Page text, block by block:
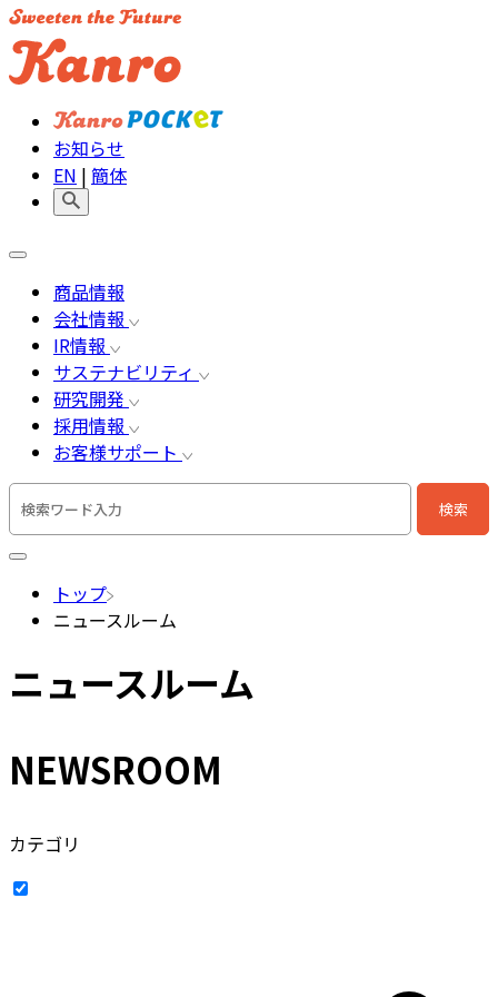
お知らせ
EN | 簡体
商品情報
会社情報
IR情報
サステナビリティ
研究開発
採用情報
お客様サポート
検索キーワード入力 検索
トップ
ニュースルーム
ニュースルーム
NEWSROOM
カテゴリ